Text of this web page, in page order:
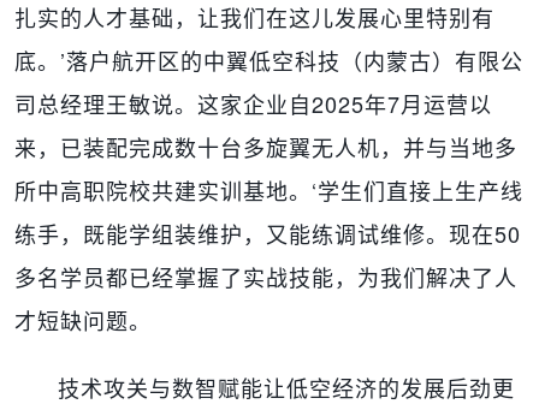
扎实的人才基础，让我们在这儿发展心里特别有
底。’落户航开区的中翼低空科技（内蒙古）有限公
司总经理王敏说。这家企业自2025年7月运营以
来，已装配完成数十台多旋翼无人机，并与当地多
所中高职院校共建实训基地。‘学生们直接上生产线
练手，既能学组装维护，又能练调试维修。现在50
多名学员都已经掌握了实战技能，为我们解决了人
才短缺问题。
技术攻关与数智赋能让低空经济的发展后劲更